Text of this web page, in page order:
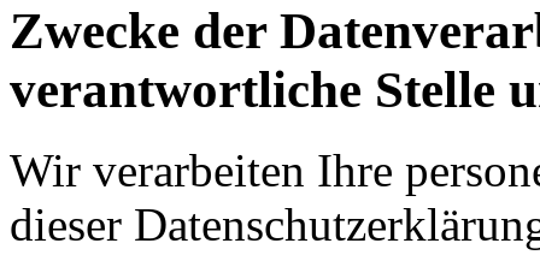
Zwecke der
verantwortliche Stelle
Wir verarbeiten Ihre
dieser